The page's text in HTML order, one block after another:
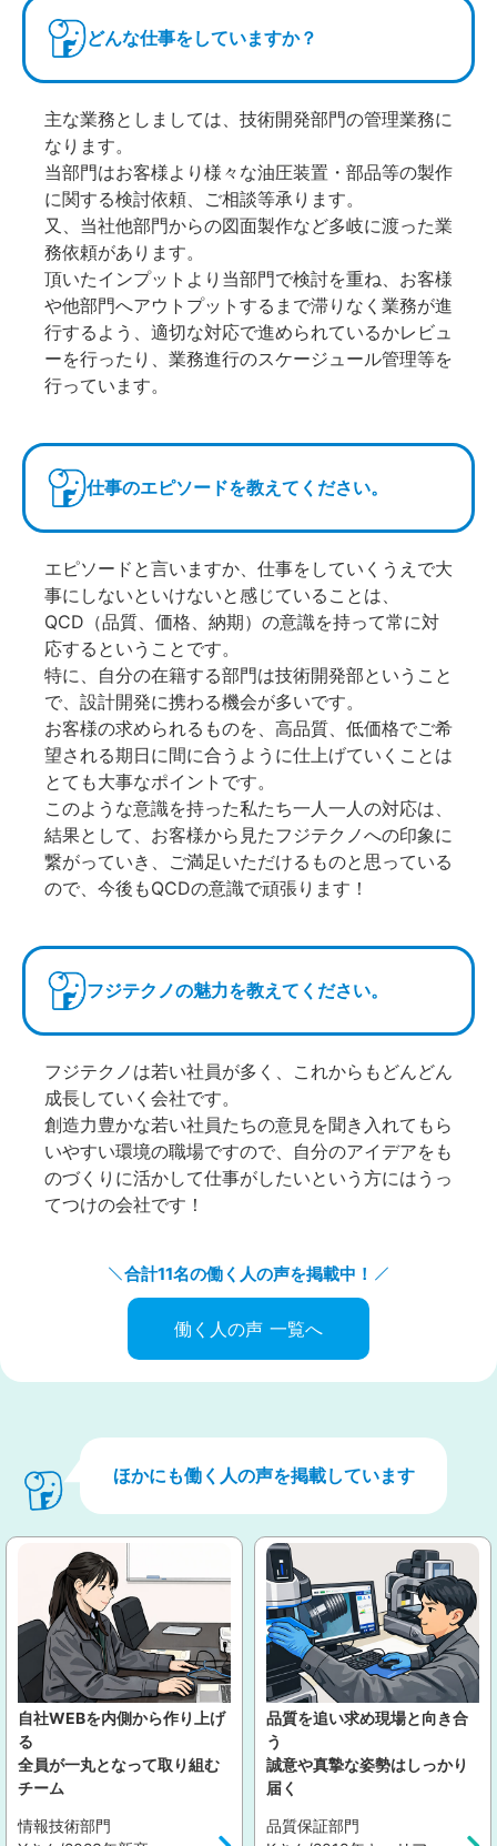
どんな仕事をしていますか？
主な業務としましては、技術開発部門の管理業務に
なります。
当部門はお客様より様々な油圧装置・部品等の製作
に関する検討依頼、ご相談等承ります。
又、当社他部門からの図面製作など多岐に渡った業
務依頼があります。
頂いたインプットより当部門で検討を重ね、お客様
や他部門へアウトプットするまで滞りなく業務が進
行するよう、適切な対応で進められているかレビュ
ーを行ったり、業務進行のスケージュール管理等を
行っています。
仕事のエピソードを教えてください。
エピソードと言いますか、仕事をしていくうえで大
事にしないといけないと感じていることは、
QCD（品質、価格、納期）の意識を持って常に対
応するということです。
特に、自分の在籍する部門は技術開発部ということ
で、設計開発に携わる機会が多いです。
お客様の求められるものを、高品質、低価格でご希
望される期日に間に合うように仕上げていくことは
とても大事なポイントです。
このような意識を持った私たち一人一人の対応は、
結果として、お客様から見たフジテクノへの印象に
繋がっていき、ご満足いただけるものと思っている
ので、今後もQCDの意識で頑張ります！
フジテクノの魅力を教えてください。
フジテクノは若い社員が多く、これからもどんどん
成長していく会社です。
創造力豊かな若い社員たちの意見を聞き入れてもら
いやすい環境の職場ですので、自分のアイデアをも
のづくりに活かして仕事がしたいという方にはうっ
てつけの会社です！
合計11名の働く人の声を掲載中！
働く人の声 一覧へ
ほかにも働く人の声を掲載しています
自社WEBを内側から作り上げ
る
全員が一丸となって取り組む
チーム
情報技術部門
品質を追い求め現場と向き合
う
誠意や真摯な姿勢はしっかり
届く
品質保証部門